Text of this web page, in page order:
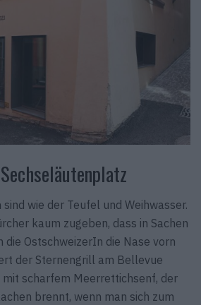
wie der Teufel und Weihwasser.
kaum zugeben, dass in Sachen
die OstschweizerIn die Nase vorn
der Sternengrill am Bellevue
scharfem Meerrettichsenf, der
brennt, wenn man sich zum